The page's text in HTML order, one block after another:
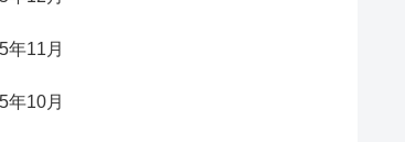
年11月
年10月